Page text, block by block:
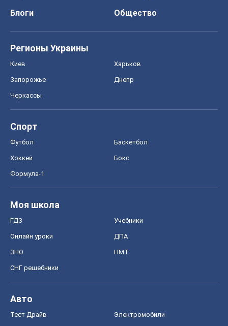
Блоги
Общество
Регионы Украины
Киев Харьков
Запорожье Днепр
Черкассы
Спорт
Футбол Баскетбол
Хоккей Бокс
Формула-1
Моя школа
ГДЗ Учебники
Онлайн уроки ДПА
ЗНО НМТ
СНГ решебники
Авто
Тест Драйв Электромобили